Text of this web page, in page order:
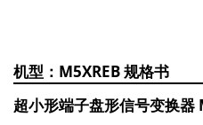
M5XREB
超小形端子盘形信号变换